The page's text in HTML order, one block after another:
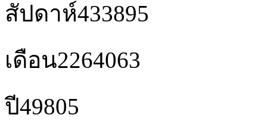
สัปดาห์433895
เดือน2264063
ปี49805